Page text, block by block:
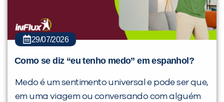
29/07/2026
Como se diz “eu tenho medo” em espanhol?
Medo é um sentimento universal e pode ser que,
em uma viagem ou conversando com alguém